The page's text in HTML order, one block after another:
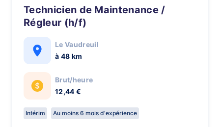
Technicien de Maintenance /
Régleur (h/f)
Le Vaudreuil
à 48 km
Brut/heure
12,44 €
Intérim Au moins 6 mois d'expérience